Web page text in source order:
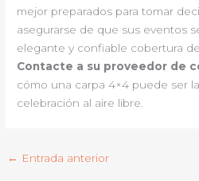
mejor preparados para tomar
asegurarse de que sus eventos
elegante y confiable cobertura
Contacte a su proveedor de
cómo una carpa 4×4 puede ser
celebración al aire libre.
← Entrada anterior